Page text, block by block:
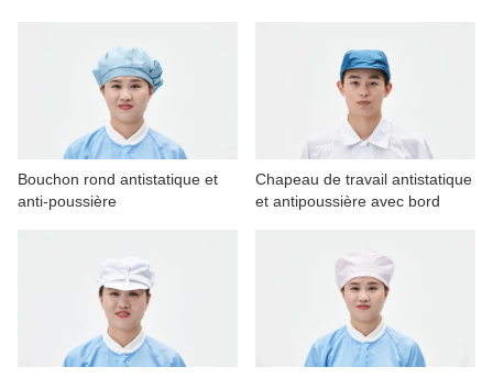
Bouchon rond antistatique et
anti-poussière
Chapeau de travail antistatique
et antipoussière avec bord